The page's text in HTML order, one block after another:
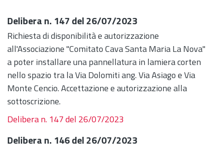
Delibera n. 147 del 26/07/2023
Richiesta di disponibilità e autorizzazione
all'Associazione "Comitato Cava Santa Maria La Nova"
a poter installare una pannellatura in lamiera corten
nello spazio tra la Via Dolomiti ang. Via Asiago e Via
Monte Cencio. Accettazione e autorizzazione alla
sottoscrizione.
Delibera n. 147 del 26/07/2023
Delibera n. 146 del 26/07/2023